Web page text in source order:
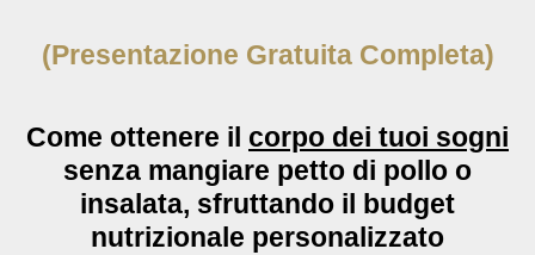
(Presentazione Gratuita Completa)
Come ottenere il corpo dei tuoi sogni
senza mangiare petto di pollo o
insalata, sfruttando il budget
nutrizionale personalizzato